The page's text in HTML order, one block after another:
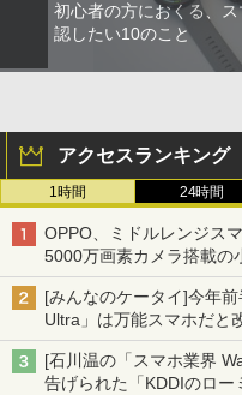
初心者の方におくる、
認したい10のこと
アクセスランキング
1時間 24時間
OPPO、ミドルレンジス
5000万画素カメラ搭載の
[みんなのケータイ]今年
Ultra」は万能スマホだと
[石川温の「スマホ業界
告げられた「KDDIのロー